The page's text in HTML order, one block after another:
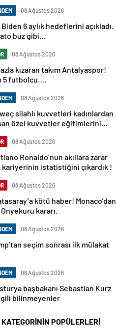
08 Ağustos 2026
6 aylık hedeflerini açıkladı.
buz gibi…
08 Ağustos 2026
kızaran takım Antalyaspor!
5 futbolcu….
08 Ağustos 2026
silahlı kuvvetleri kadınlardan
özel kuvvetler eğitimlerini
08 Ağustos 2026
Ronaldo’nun akıllara zarar
istatistiğini çıkardık !
08 Ağustos 2026
kötü haber! Monaco’dan
kararı.
08 Ağustos 2026
seçim sonrası ilk mülakat
08 Ağustos 2026
başbakanı Sebastian Kurz
bilinmeyenler
KATEGORİNİN POPÜLERLERİ